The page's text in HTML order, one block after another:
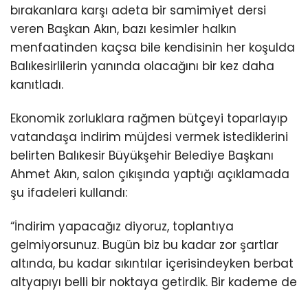
bırakanlara karşı adeta bir samimiyet dersi
veren Başkan Akın, bazı kesimler halkın
menfaatinden kaçsa bile kendisinin her koşulda
Balıkesirlilerin yanında olacağını bir kez daha
kanıtladı.
Ekonomik zorluklara rağmen bütçeyi toparlayıp
vatandaşa indirim müjdesi vermek istediklerini
belirten Balıkesir Büyükşehir Belediye Başkanı
Ahmet Akın, salon çıkışında yaptığı açıklamada
şu ifadeleri kullandı:
“İndirim yapacağız diyoruz, toplantıya
gelmiyorsunuz. Bugün biz bu kadar zor şartlar
altında, bu kadar sıkıntılar içerisindeyken berbat
altyapıyı belli bir noktaya getirdik. Bir kademe de